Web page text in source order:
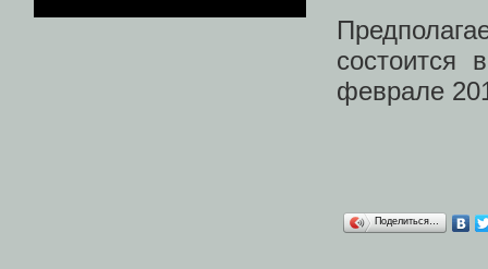
состоится
феврале
Поделиться…